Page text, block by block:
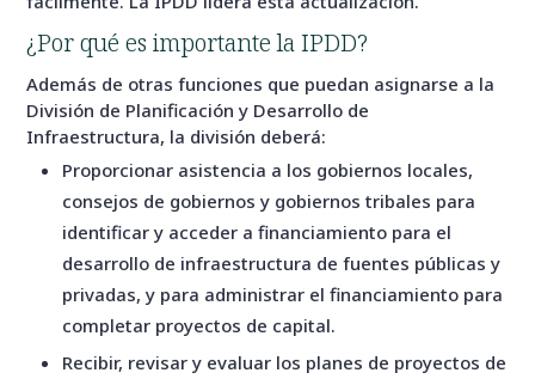
¿Por qué es importante la IPDD?
Además de otras funciones que puedan asignarse a la
División de Planificación y Desarrollo de
Infraestructura, la división deberá:
Proporcionar asistencia a los gobiernos locales,
consejos de gobiernos y gobiernos tribales para
identificar y acceder a financiamiento para el
desarrollo de infraestructura de fuentes públicas y
privadas, y para administrar el financiamiento para
completar proyectos de capital.
Recibir, revisar y evaluar los planes de proyectos de